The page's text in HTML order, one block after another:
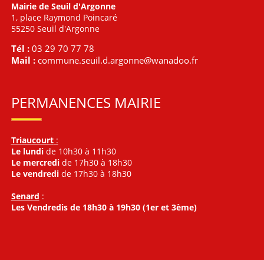
Mairie de Seuil d'Argonne
1, place Raymond Poincaré
55250 Seuil d'Argonne
Tél : 03 29 70 77 78
Mail : commune.seuil.d.argonne@wanadoo.fr
PERMANENCES MAIRIE
Triaucourt:
Le lundi de 10h30 à 11h30
Le mercredi de 17h30 à 18h30
Le vendredi de 17h30 à 18h30
Senard :
Les Vendredis de 18h30 à 19h30 (1er et 3ème)